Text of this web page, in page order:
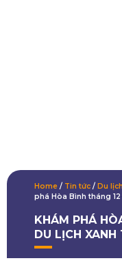
Home / Tin tức / Du
phá Hòa Bình tháng
KHÁM PHÁ
DU LỊCH XANH